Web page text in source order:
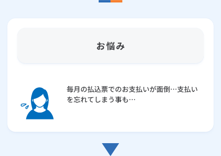
お悩み
毎月の払込票でのお支払いが面倒…支払い
を忘れてしまう事も…